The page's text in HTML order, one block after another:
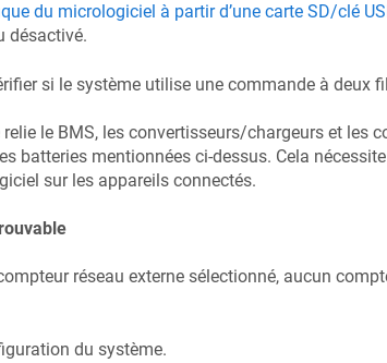
du micrologiciel à partir d’une carte SD/clé
désactivé.
si le système utilise une commande à deux
le BMS, les convertisseurs/chargeurs et les
batteries mentionnées ci-dessus. Cela
sur les appareils connectés.
réseau externe sélectionné, aucun
du système.